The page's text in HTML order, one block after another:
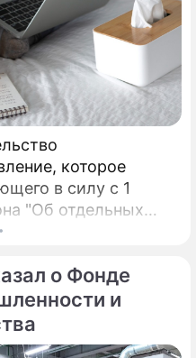
которое
в силу с 1
"Об отдельных
платформенной
Арсений
что на самом деле
ограничения на
о Фонде
и